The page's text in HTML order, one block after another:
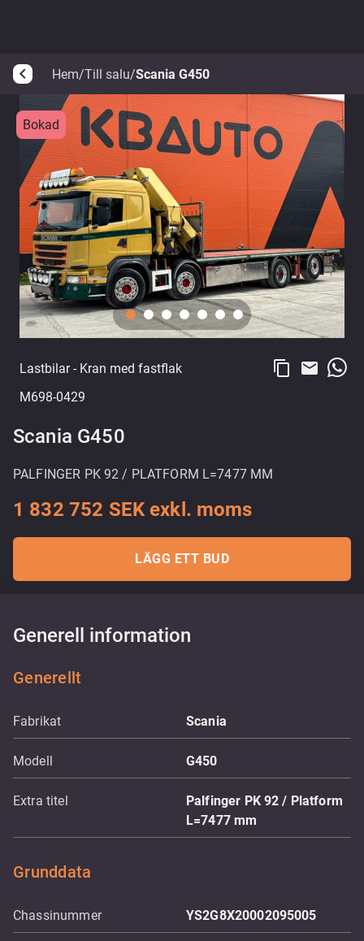
arrow_back_ios Hem/Till salu/Scania G450
Bokad
Lastbilar- Kran med fastflak
M698-0429
content_copy email
Scania G450
PALFINGER PK 92 / PLATFORM L=7477 MM
1 832 752 SEK exkl. moms
LÄGG ETT BUD
Generell information
Generellt
Fabrikat Scania
Modell G450
Extra titel
Palfinger PK 92 / Platform
L=7477 mm
Grunddata
Chassinummer YS2G8X20002095005